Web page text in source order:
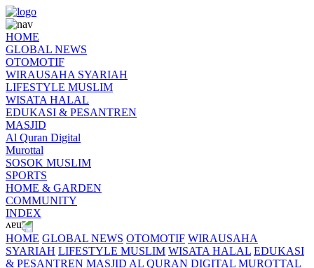
HOME
GLOBAL NEWS
OTOMOTIF
WIRAUSAHA SYARIAH
LIFESTYLE MUSLIM
WISATA HALAL
EDUKASI & PESANTREN
MASJID
Al Quran Digital
Murottal
SOSOK MUSLIM
SPORTS
HOME & GARDEN
COMMUNITY
INDEX
HOME GLOBAL NEWS OTOMOTIF WIRAUSAHA
SYARIAH LIFESTYLE MUSLIM WISATA HALAL EDUKASI
& PESANTREN MASJID AL QURAN DIGITAL MUROTTAL